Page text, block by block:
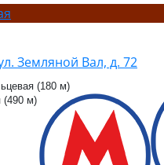
Земляной Вал, д. 72
(180 м)
(490 м)